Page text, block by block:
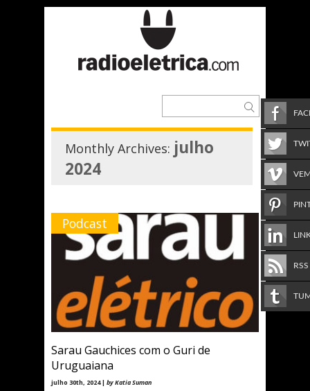
Monthly Archives: julho
2024
Podcast
Sarau Gauchices com o Guri de
Uruguaiana
julho 30th, 2024 | by Katia Suman
RSS